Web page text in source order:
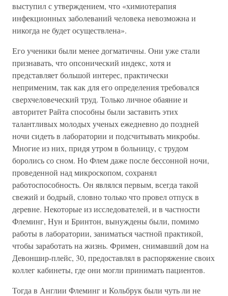
выступил с утверждением, что «химиотерапия
инфекционных заболеваний человека невозможна и
никогда не будет осуществлена».
Его ученики были менее догматичны. Они уже стали
признавать, что опсонический индекс, хотя и
представляет большой интерес, практически
неприменим, так как для его определения требовался
сверхчеловеческий труд. Только личное обаяние и
авторитет Райта способны были заставить этих
талантливых молодых ученых ежедневно до поздней
ночи сидеть в лаборатории и подсчитывать микробы.
Многие из них, придя утром в больницу, с трудом
боролись со сном. Но Флем даже после бессонной ночи,
проведенной над микроскопом, сохранял
работоспособность. Он являлся первым, всегда такой
свежий и бодрый, словно только что провел отпуск в
деревне. Некоторые из исследователей, и в частности
Флеминг, Нун и Бринтон, вынуждены были, помимо
работы в лаборатории, заниматься частной практикой,
чтобы заработать на жизнь. Фримен, снимавший дом на
Девоншир-плейс, 30, предоставлял в распоряжение своих
коллег кабинеты, где они могли принимать пациентов.
Тогда в Англии Флеминг и Кольбрук были чуть ли не